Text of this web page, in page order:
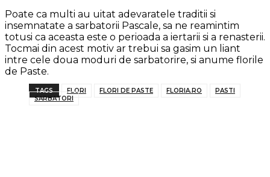
Poate ca multi au uitat adevaratele traditii si
insemnatate a sarbatorii Pascale, sa ne reamintim
totusi ca aceasta este o perioada a iertarii si a renasterii.
Tocmai din acest motiv ar trebui sa gasim un liant
intre cele doua moduri de sarbatorire, si anume florile
de Paste.
TAGS FLORI FLORI DE PASTE FLORIA.RO
PASTI
SARBATORI